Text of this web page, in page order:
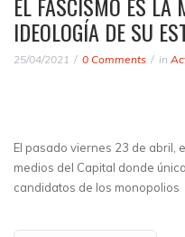
IDEOLOGÍA DE SU
25/04/2021 0 Comments in
El pasado viernes 23 de abril,
medios del Capital donde
candidatos de los monopolios